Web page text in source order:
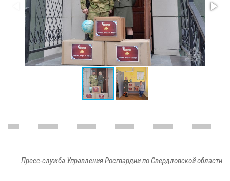
Пресс-служба Управления Росгвардии по Свердловской области